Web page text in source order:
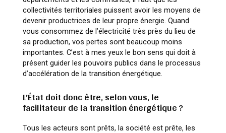
collectivités territoriales puissent avoir les moyens de
devenir productrices de leur propre énergie. Quand
vous consommez de l’électricité très près du lieu de
sa production, vos pertes sont beaucoup moins
importantes. C’est à mes yeux le bon sens qui doit à
présent guider les pouvoirs publics dans le processus
d’accélération de la transition énergétique.
L’État doit donc être, selon vous, le
facilitateur de la transition énergétique ?
Tous les acteurs sont prêts, la société est prête, les